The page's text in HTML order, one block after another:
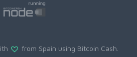
from Spain using Bitcoin Cash.